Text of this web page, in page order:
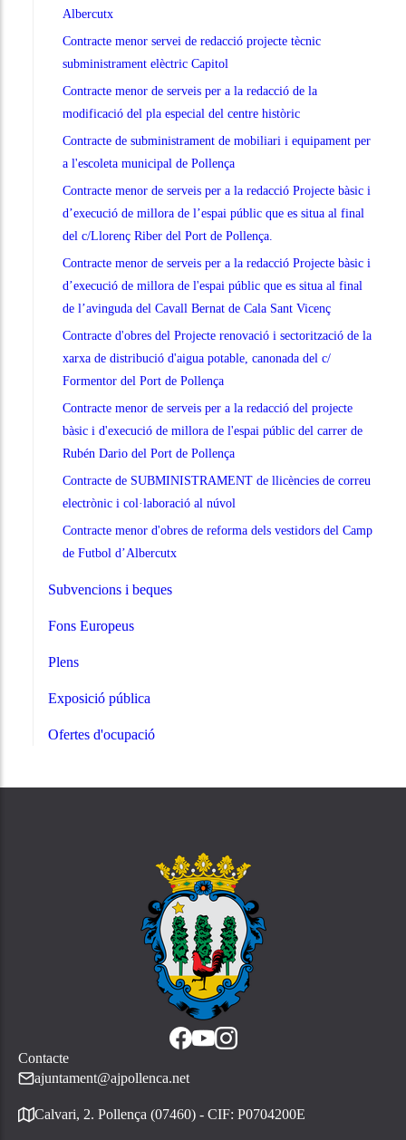
Albercutx
Contracte menor servei de redacció projecte tècnic
subministrament elèctric Capitol
Contracte menor de serveis per a la redacció de la
modificació del pla especial del centre històric
Contracte de subministrament de mobiliari i equipament per
a l'escoleta municipal de Pollença
Contracte menor de serveis per a la redacció Projecte bàsic i
d’execució de millora de l’espai públic que es situa al final
del c/Llorenç Riber del Port de Pollença.
Contracte menor de serveis per a la redacció Projecte bàsic i
d’execució de millora de l'espai públic que es situa al final
de l’avinguda del Cavall Bernat de Cala Sant Vicenç
Contracte d'obres del Projecte renovació i sectorització de la
xarxa de distribució d'aigua potable, canonada del c/
Formentor del Port de Pollença
Contracte menor de serveis per a la redacció del projecte
bàsic i d'execució de millora de l'espai públic del carrer de
Rubén Dario del Port de Pollença
Contracte de SUBMINISTRAMENT de llicències de correu
electrònic i col·laboració al núvol
Contracte menor d'obres de reforma dels vestidors del Camp
de Futbol d’Albercutx
Subvencions i beques
Fons Europeus
Plens
Exposició pública
Ofertes d'ocupació
Contacte
ajuntament@ajpollenca.net
Calvari, 2. Pollença (07460) - CIF: P0704200E